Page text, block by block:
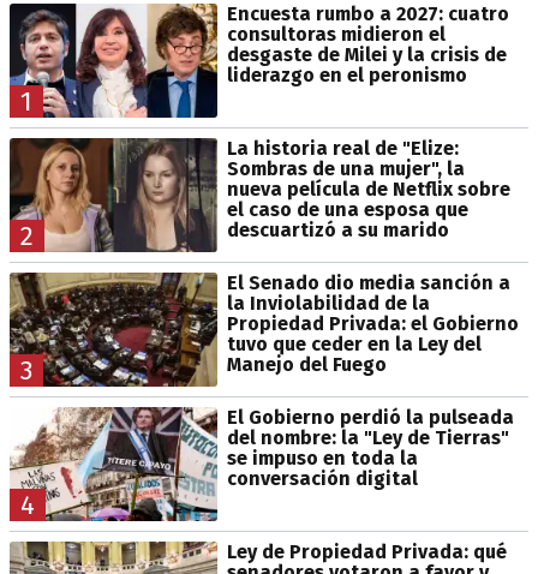
1
Encuesta rumbo a 2027: cuatro
consultoras midieron el
desgaste de Milei y la crisis de
liderazgo en el peronismo
2
La historia real de "Elize:
Sombras de una mujer", la
nueva película de Netflix sobre
el caso de una esposa que
descuartizó a su marido
3
El Senado dio media sanción a
la Inviolabilidad de la
Propiedad Privada: el Gobierno
tuvo que ceder en la Ley del
Manejo del Fuego
4
El Gobierno perdió la pulseada
del nombre: la "Ley de Tierras"
se impuso en toda la
conversación digital
Ley de Propiedad Privada: qué